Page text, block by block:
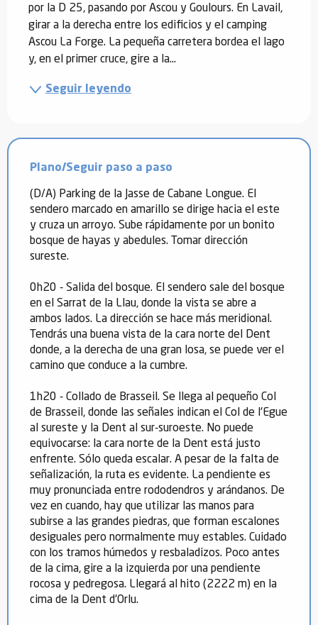
por la D 25, pasando por Ascou y Goulours. En Lavail,
girar a la derecha entre los edificios y el camping
Ascou La Forge. La pequeña carretera bordea el lago
y, en el primer cruce, gire a la...
Seguir leyendo
Plano/Seguir paso a paso
(D/A) Parking de la Jasse de Cabane Longue. El
sendero marcado en amarillo se dirige hacia el este
y cruza un arroyo. Sube rápidamente por un bonito
bosque de hayas y abedules. Tomar dirección
sureste.
0h20 - Salida del bosque. El sendero sale del bosque
en el Sarrat de la Llau, donde la vista se abre a
ambos lados. La dirección se hace más meridional.
Tendrás una buena vista de la cara norte del Dent
donde, a la derecha de una gran losa, se puede ver el
camino que conduce a la cumbre.
1h20 - Collado de Brasseil. Se llega al pequeño Col
de Brasseil, donde las señales indican el Col de l'Egue
al sureste y la Dent al sur-suroeste. No puede
equivocarse: la cara norte de la Dent está justo
enfrente. Sólo queda escalar. A pesar de la falta de
señalización, la ruta es evidente. La pendiente es
muy pronunciada entre rododendros y arándanos. De
vez en cuando, hay que utilizar las manos para
subirse a las grandes piedras, que forman escalones
desiguales pero normalmente muy estables. Cuidado
con los tramos húmedos y resbaladizos. Poco antes
de la cima, gire a la izquierda por una pendiente
rocosa y pedregosa. Llegará al hito (2222 m) en la
cima de la Dent d'Orlu.